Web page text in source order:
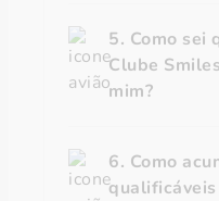
5. Como sei
Clube
mim?
6. Como
qualificáveis